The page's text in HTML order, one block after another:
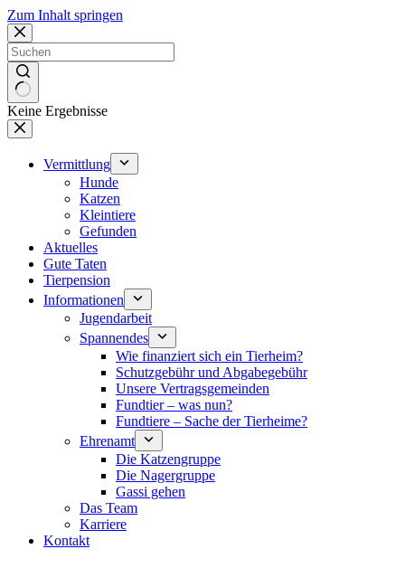
Zum Inhalt springen
Keine Ergebnisse
Vermittlung
Hunde
Katzen
Kleintiere
Gefunden
Aktuelles
Gute Taten
Tierpension
Informationen
Jugendarbeit
Spannendes
Wie finanziert sich ein Tierheim?
Schutzgebühr und Abgabegebühr
Unsere Vertragsgemeinden
Fundtier – was nun?
Fundtiere – Sache der Tierheime?
Ehrenamt
Die Katzengruppe
Die Nagergruppe
Gassi gehen
Das Team
Karriere
Kontakt